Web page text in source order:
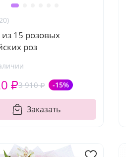
из 15 розовых
роз
3 910 ₽ -15%
₽
Заказать